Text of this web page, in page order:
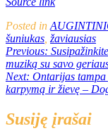
Posted in
šuniukas, žaviausias
Navigacija
tarp
įrašų
Previous:
muziką su savo
Next: Ontarijas tampa
karpymą ir žievę –
Susiję įrašai